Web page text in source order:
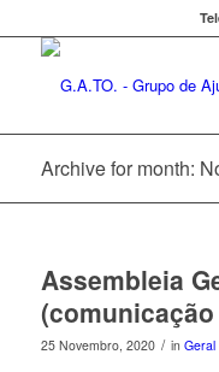
Archive for month:
Assembleia
25 Novembro, 2020 / in Geral